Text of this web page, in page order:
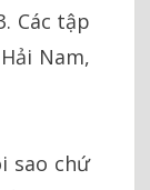
Các tập
Nam,
sao chứ